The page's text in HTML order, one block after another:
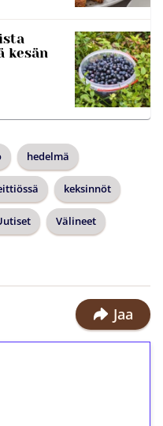
kesän
hedelmä
keksinnöt
Välineet
Jaa